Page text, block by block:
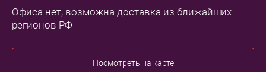
Офиса нет, возможна доставка из ближайших
регионов РФ
Посмотреть на карте